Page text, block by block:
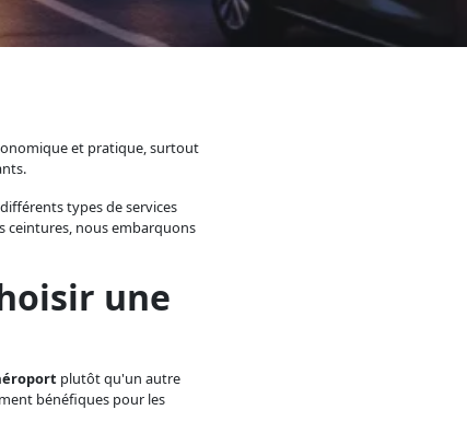
et pratique, surtout
types de services
ceintures, nous embarquons
une
plutôt qu'un autre
bénéfiques pour les